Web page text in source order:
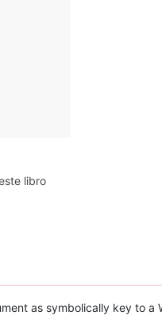
libro
as symbolically key to a